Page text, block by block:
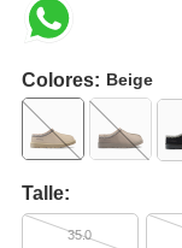
Colores: Beige
Talle:
35.0